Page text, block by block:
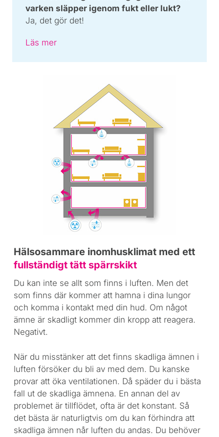
varken släpper igenom fukt eller lukt?
Ja, det gör det!
Läs mer
Hälsosammare inomhusklimat med ett
fullständigt tätt spärrskikt
Du kan inte se allt som finns i luften. Men det
som finns där kommer att hamna i dina lungor
och komma i kontakt med din hud. Om något
ämne är skadligt kommer din kropp att reagera.
Negativt.
När du misstänker att det finns skadliga ämnen i
luften försöker du bli av med dem. Du kanske
provar att öka ventilationen. Då späder du i bästa
fall ut de skadliga ämnena. En annan del av
problemet är tillflödet, ofta är det konstant. Så
det bästa är naturligtvis om du kan förhindra att
skadliga ämnen når luften du andas. Du behöver